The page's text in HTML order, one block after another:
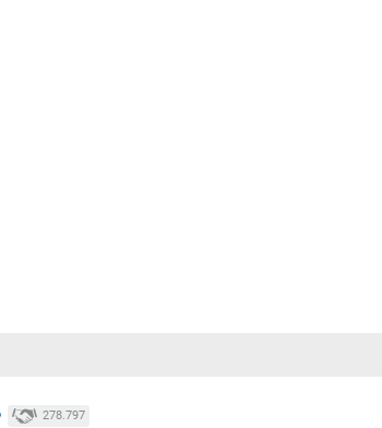
278.797